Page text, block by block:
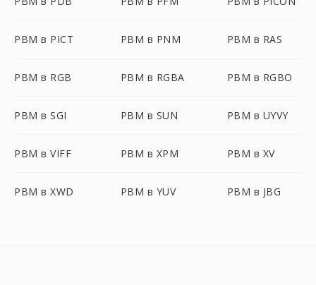
PBM в PICT PBM в PNM PBM в RAS
PBM в RGB PBM в RGBA PBM в RGBO
PBM в SGI PBM в SUN PBM в UYVY
PBM в VIFF PBM в XPM PBM в XV
PBM в XWD PBM в YUV PBM в JBG